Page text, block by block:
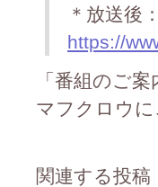
＊放送後
https://
「番組のご
マフクロウに
関連する投稿